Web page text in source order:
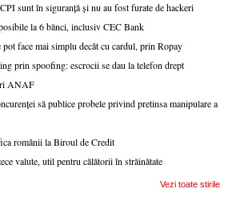
sunt în siguranță și nu au fost furate de hackeri
la 6 bănci, inclusiv CEC Bank
pot face mai simplu decât cu cardul, prin Ropay
prin spoofing: escrocii se dau la telefon drept
ANAF
să publice probele privind pretinsa manipulare a
românii la Biroul de Credit
valute, util pentru călătorii în străinătate
Vezi toate stirile